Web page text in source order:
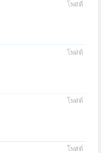
โพสต์
โพสต์
โพสต์
โพสต์